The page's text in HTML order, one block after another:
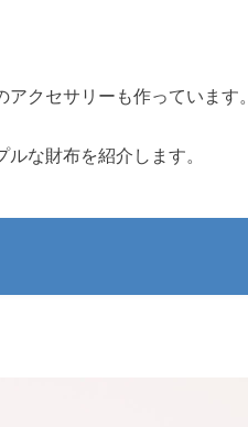
クセサリーも作っています。
な財布を紹介します。